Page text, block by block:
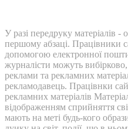
У разі передруку матеріалів -
першому абзаці. Працівники
допомогою електронної
журналісти можуть
реклами та рекламних
рекламодавець. Працівнки
рекламних матеріалів
відображенням сприйняття
мають на меті будь-кого